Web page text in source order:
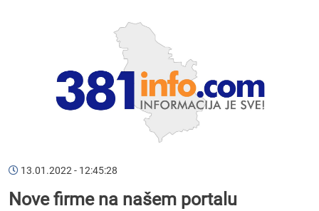
13.01.2022 - 12:45:28
Nove firme na našem portalu